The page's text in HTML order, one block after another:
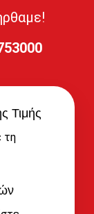
Τιμής
τη